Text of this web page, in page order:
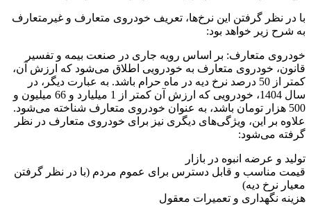
با در نظر گرفتن این نرخ‌ها، تعریف خودروی متعارف و غیرمتعارف
به شرح زیر خواهد بود:
خودروی متعارف: بر اساس رویه جاری در صنعت بیمه و تفسیر
قانون، خودروی متعارف به خودرویی اطلاق می‌شود که ارزش آن،
کمتر از 50 درصد نرخ دیه در ماه حرام باشد. به عبارت دیگر، در
سال 1404، خودرویی که ارزش آن کمتر از 1 میلیارد و 66 میلیون و
500 هزار تومان باشد، به عنوان خودروی متعارف شناخته می‌شود.
علاوه بر این، ویژگی‌های دیگری نیز برای خودروی متعارف در نظر
گرفته می‌شود:
تولید و عرضه انبوه در بازار
قیمت مناسب و قابل دسترس برای عموم مردم (با در نظر گرفتن
معیار نرخ دیه)
هزینه نگهداری و تعمیرات معقول